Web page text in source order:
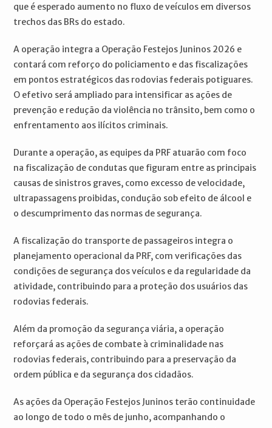
que é esperado aumento no fluxo de veículos em diversos
trechos das BRs do estado.
A operação integra a Operação Festejos Juninos 2026 e
contará com reforço do policiamento e das fiscalizações
em pontos estratégicos das rodovias federais potiguares.
O efetivo será ampliado para intensificar as ações de
prevenção e redução da violência no trânsito, bem como o
enfrentamento aos ilícitos criminais.
Durante a operação, as equipes da PRF atuarão com foco
na fiscalização de condutas que figuram entre as principais
causas de sinistros graves, como excesso de velocidade,
ultrapassagens proibidas, condução sob efeito de álcool e
o descumprimento das normas de segurança.
A fiscalização do transporte de passageiros integra o
planejamento operacional da PRF, com verificações das
condições de segurança dos veículos e da regularidade da
atividade, contribuindo para a proteção dos usuários das
rodovias federais.
Além da promoção da segurança viária, a operação
reforçará as ações de combate à criminalidade nas
rodovias federais, contribuindo para a preservação da
ordem pública e da segurança dos cidadãos.
As ações da Operação Festejos Juninos terão continuidade
ao longo de todo o mês de junho, acompanhando o